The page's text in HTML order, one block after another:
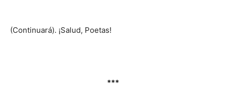
(Continuará). ¡Salud, Poetas!
***